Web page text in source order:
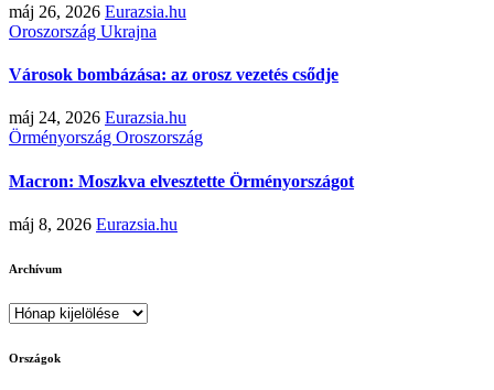
máj 26, 2026 Eurazsia.hu
Oroszország Ukrajna
Városok bombázása: az orosz vezetés csődje
máj 24, 2026 Eurazsia.hu
Örményország Oroszország
Macron: Moszkva elvesztette Örményországot
máj 8, 2026 Eurazsia.hu
Archívum
Archívum
Országok